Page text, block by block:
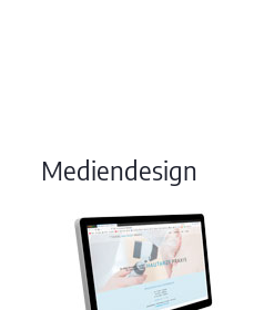
Mediendesign